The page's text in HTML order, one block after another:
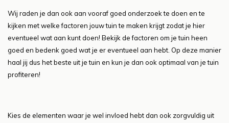
Wij raden je dan ook aan vooraf goed onderzoek te doen en te
kijken met welke factoren jouw tuin te maken krijgt zodat je hier
eventueel wat aan kunt doen! Bekijk de factoren om je tuin heen
goed en bedenk goed wat je er eventueel aan hebt. Op deze manier
haal jij dus het beste uit je tuin en kun je dan ook optimaal van je tuin
profiteren!
Kies de elementen waar je wel invloed hebt dan ook zorgvuldig uit